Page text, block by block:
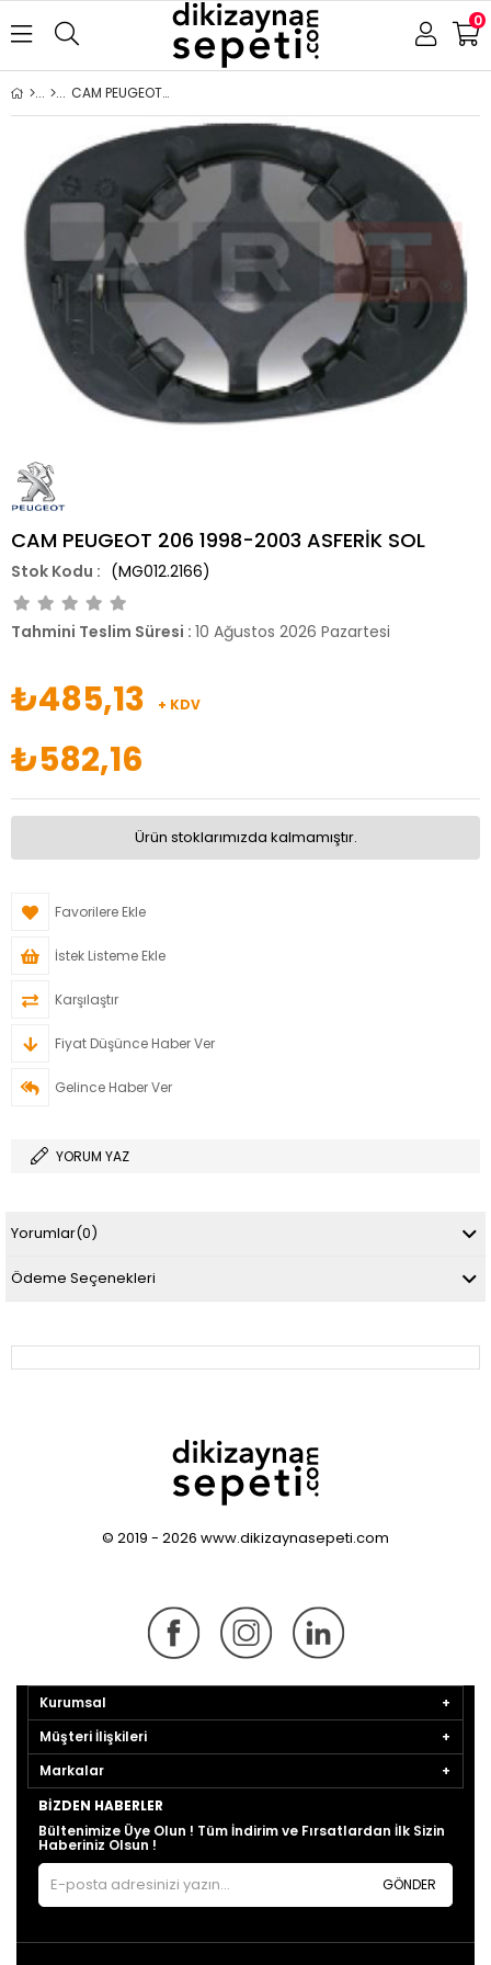
0
CAM PEUGEOT 206 1998-2003 ASFERİK SOL
CAM PEUGEOT 206 1998-2003 ASFERİK SOL
(MG012.2166)
Tahmini Teslim Süresi : 10 Ağustos 2026 Pazartesi
₺485,13 + KDV
₺582,16
Ürün stoklarımızda kalmamıştır.
Favorilere Ekle
İstek Listeme Ekle
Karşılaştır
Fiyat Düşünce Haber Ver
Gelince Haber Ver
YORUM YAZ
Yorumlar(0)
Ödeme Seçenekleri
© 2019 - 2026 www.dikizaynasepeti.com
Kurumsal
Müşteri İlişkileri
Markalar
BIZDEN HABERLER
Bültenimize Üye Olun ! Tüm İndirim ve Fırsatlardan İlk Sizin
Haberiniz Olsun !
GÖNDER